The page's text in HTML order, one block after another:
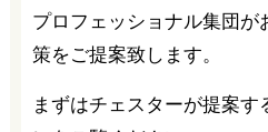
プロフェッショナル集団が
策をご提案致します。
まずはチェスターが提案す